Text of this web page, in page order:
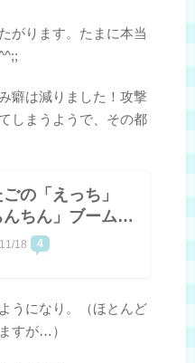
がります。たまに本当
癖は減りました！攻撃
しまうようで、その都
の「えっち」
んちん」ブーム…
18 4
うになり。（ほとんど
すが…）